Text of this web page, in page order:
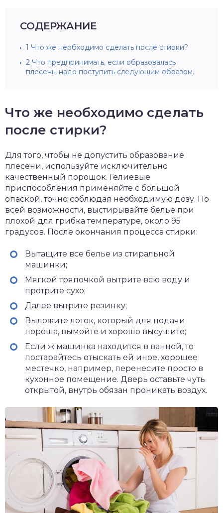
СОДЕРЖАНИЕ
1 Что же необходимо сделать после стирки?
2 Что предпринимать, если образовалась
плесень, надо поступить следующим образом.
Что же необходимо сделать
после стирки?
Для того, чтобы не допустить образование
плесени, используйте исключительно
качественный порошок. Гелиевые
приспособления применяйте с большой
опаской, точно соблюдая необходимую дозу. По
всей возможности, выстирывайте белье при
плохой для грибка температуре, около 95
градусов. После окончания процесса стирки:
Вытащите все белье из стиральной
машинки;
Мягкой тряпочкой вытрите всю воду и
протрите сухо;
Далее вытрите резинку;
Выложите лоток, который для подачи
пороша, вымойте и хорошо высушите;
Если ж машинка находится в ванной, то
постарайтесь отыскать ей иное, хорошее
местечко, например, перенесите просто в
кухонное помещение. Дверь оставьте чуть
открытой, внутрь обязан проникать воздух.